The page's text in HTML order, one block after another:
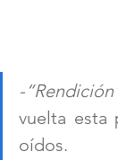
-
vuelta esta
oídos.